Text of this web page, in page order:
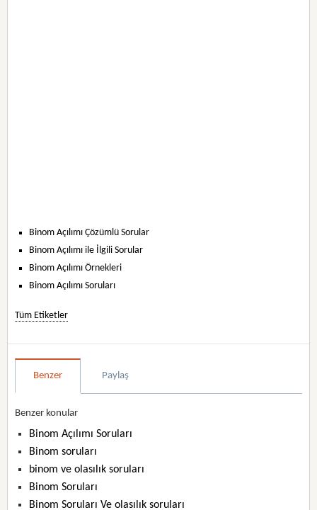
Binom Açılımı Çözümlü Sorular
Binom Açılımı ile İlgili Sorular
Binom Açılımı Örnekleri
Binom Açılımı Soruları
Tüm Etiketler
Benzer Paylaş
Benzer konular
Binom Açılımı Soruları
Binom soruları
binom ve olasılık soruları
Binom Soruları
Binom Soruları Ve olasılık soruları